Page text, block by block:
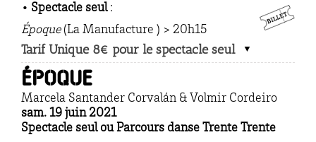
• Spectacle seul:
Époque(La Manufacture ) > 20h15
Tarif Unique 8€ pour le spectacle seul
Époque
Marcela Santander Corvalán & Volmir Cordeiro
sam. 19 juin 2021
Spectacle seul ou Parcours danse Trente Trente